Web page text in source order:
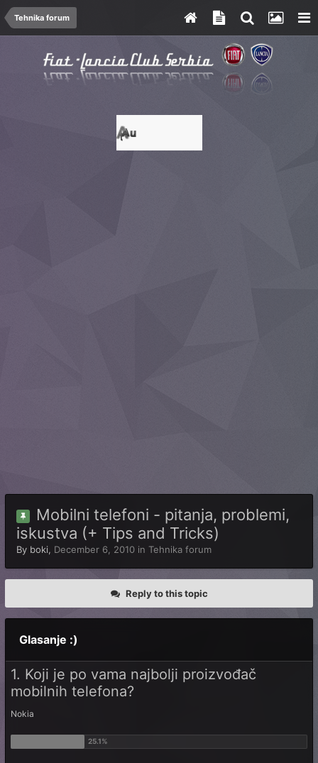
Tehnika forum
Mobilni telefoni - pitanja, problemi,
iskustva (+ Tips and Tricks)
By boki, December 6, 2010 in Tehnika forum
Reply to this topic
Glasanje :)
1. Koji je po vama najbolji proizvođač
mobilnih telefona?
Nokia